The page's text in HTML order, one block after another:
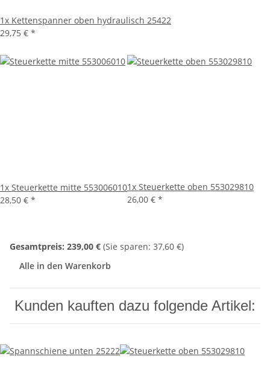
1x Kettenspanner oben hydraulisch 25422
29,75 € *
1x Steuerkette mitte 553006010
28,50 € *
1x Steuerkette oben 553029810
26,00 € *
Gesamtpreis: 239,00 € (Sie sparen: 37,60 €)
Alle in den Warenkorb
Kunden kauften dazu folgende Artikel: